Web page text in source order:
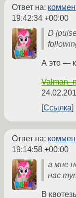
Ответ на:
19:42:34 +00:00
D
А это —
Ссылка
Ответ на:
19:14:58 +00:00
а мне
нас
В